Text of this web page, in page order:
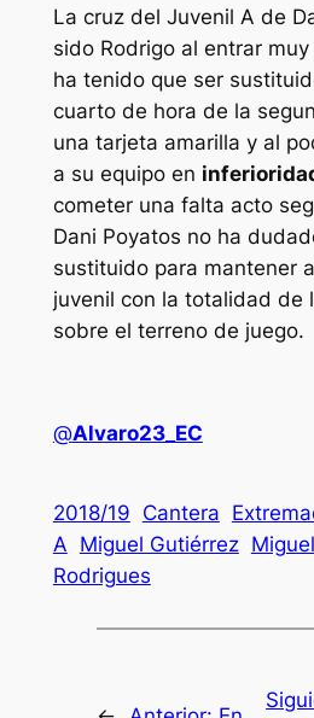
La cruz del Juvenil A de
sido Rodrigo al entrar
ha tenido que ser
cuarto de hora de la
una tarjeta amarilla y al
a su equipo en
cometer una falta acto
Dani Poyatos no ha
sustituido para mantener
juvenil con la totalidad de
sobre el terreno de juego.
@Alvaro23_EC
2018/19 Cantera
A Miguel Gutiérrez
Rodrigues